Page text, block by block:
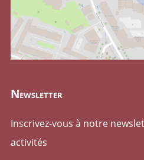
Newsletter
Inscrivez-vous à notre
activités